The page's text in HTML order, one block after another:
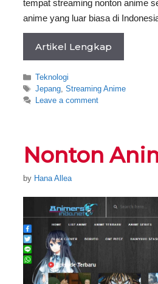
tempat streaming nonton anime
anime yang luar biasa di
Artikel Lengkap
Categories
Teknologi
Tags
Jepang,Streaming Anime
Leave a comment
Nonton
by Hana Allea